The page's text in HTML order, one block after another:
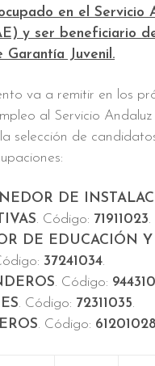
en el Servicio
y ser beneficiario
Garantía Juvenil.
va a remitir en los
al Servicio
selección de
DE
. Código: 71911023.
DE EDUCACIÓN
37241034.
. Código:
. Código: 72311035.
. Código: 61201028